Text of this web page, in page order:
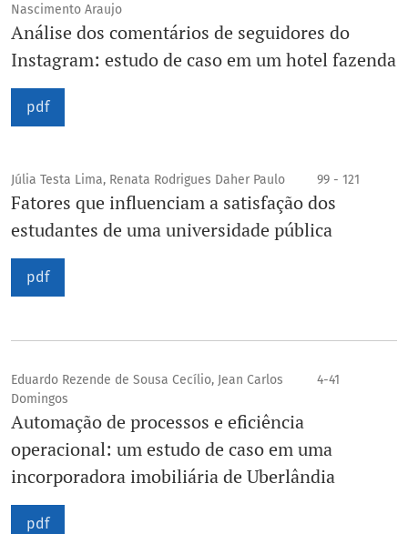
Nascimento Araujo
Análise dos comentários de seguidores do
Instagram: estudo de caso em um hotel fazenda
pdf
Júlia Testa Lima, Renata Rodrigues Daher Paulo 99 - 121
Fatores que influenciam a satisfação dos
estudantes de uma universidade pública
pdf
Eduardo Rezende de Sousa Cecílio, Jean Carlos
Domingos
4-41
Automação de processos e eficiência
operacional: um estudo de caso em uma
incorporadora imobiliária de Uberlândia
pdf